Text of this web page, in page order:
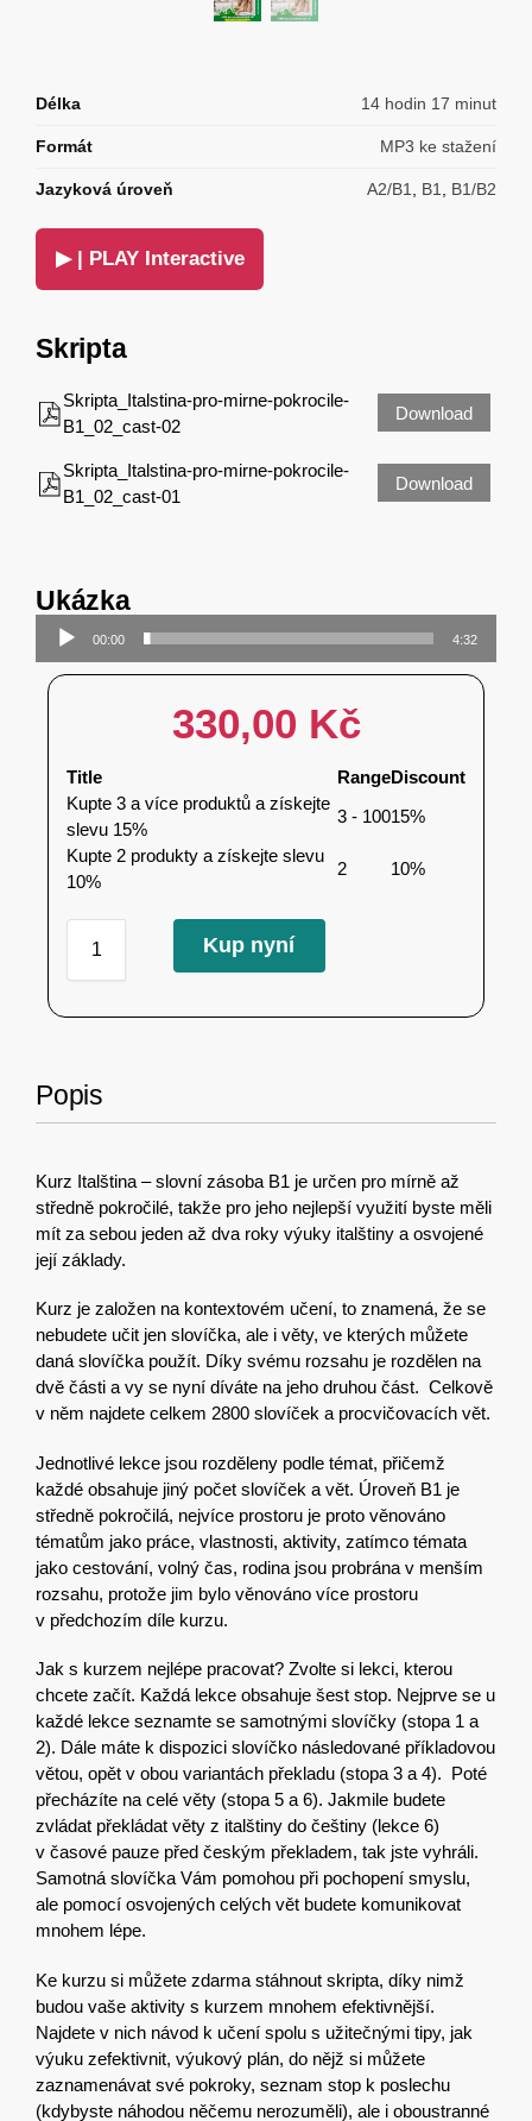
Délka 14 hodin 17 minut
Formát MP3 ke stažení
Jazyková úroveň A2/B1 B1 B1/B2
▶ | PLAY Interactive
Skripta
Skripta_Italstina-pro-mirne-pokrocile-
B1_02_cast-02
Download
Skripta_Italstina-pro-mirne-pokrocile-
B1_02_cast-01
Download
Ukázka
Audio
přehrávač
00:00 4:32
330,00 Kč
Title RangeDiscount
Kupte 3 a více produktů a získejte
slevu 15%
3 - 10015%
Kupte 2 produkty a získejte slevu
10%
2 10%
Kup nyní
Popis
Kurz Italština – slovní zásoba B1 je určen pro mírně až
středně pokročilé, takže pro jeho nejlepší využití byste měli
mít za sebou jeden až dva roky výuky italštiny a osvojené
její základy.
Kurz je založen na kontextovém učení, to znamená, že se
nebudete učit jen slovíčka, ale i věty, ve kterých můžete
daná slovíčka použít. Díky svému rozsahu je rozdělen na
dvě části a vy se nyní díváte na jeho druhou část. Celkově
v něm najdete celkem 2800 slovíček a procvičovacích vět.
Jednotlivé lekce jsou rozděleny podle témat, přičemž
každé obsahuje jiný počet slovíček a vět. Úroveň B1 je
středně pokročilá, nejvíce prostoru je proto věnováno
tématům jako práce, vlastnosti, aktivity, zatímco témata
jako cestování, volný čas, rodina jsou probrána v menším
rozsahu, protože jim bylo věnováno více prostoru
v předchozím díle kurzu.
Jak s kurzem nejlépe pracovat? Zvolte si lekci, kterou
chcete začít. Každá lekce obsahuje šest stop. Nejprve se u
každé lekce seznamte se samotnými slovíčky (stopa 1 a
2). Dále máte k dispozici slovíčko následované příkladovou
větou, opět v obou variantách překladu (stopa 3 a 4). Poté
přecházíte na celé věty (stopa 5 a 6). Jakmile budete
zvládat překládat věty z italštiny do češtiny (lekce 6)
v časové pauze před českým překladem, tak jste vyhráli.
Samotná slovíčka Vám pomohou při pochopení smyslu,
ale pomocí osvojených celých vět budete komunikovat
mnohem lépe.
Ke kurzu si můžete zdarma stáhnout skripta, díky nimž
budou vaše aktivity s kurzem mnohem efektivnější.
Najdete v nich návod k učení spolu s užitečnými tipy, jak
výuku zefektivnit, výukový plán, do nějž si můžete
zaznamenávat své pokroky, seznam stop k poslechu
(kdybyste náhodou něčemu nerozuměli), ale i oboustranné